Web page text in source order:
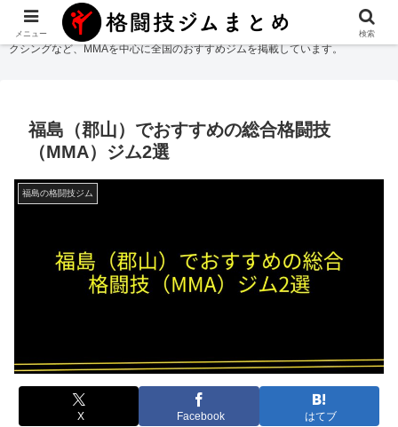
格闘技ジムまとめ
では総合格闘技・柔術・レスリング・キックボクシング・ボ
クシングなど、MMAを中心に全国のおすすめジムを掲載しています。
福島（郡山）でおすすめの総合格闘技
（MMA）ジム2選
福島の格闘技ジム
X Facebook はてブ
メニュー 検索